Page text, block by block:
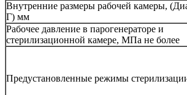
Внутренние размеры рабочей камеры,
Г) мм
Рабочее давление в парогенераторе и
стерилизационной камере, МПа не более
Предустановленные режимы